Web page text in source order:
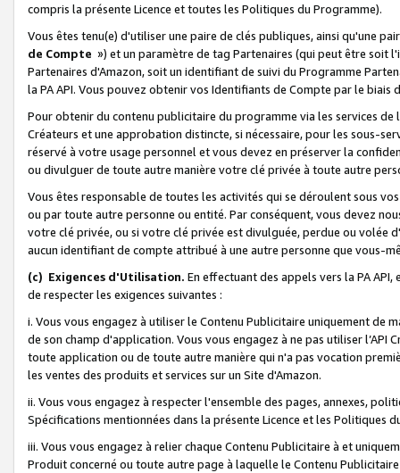
compris la présente Licence et toutes les Politiques du Programme).
Vous êtes tenu(e) d'utiliser une paire de clés publiques, ainsi qu'une
de Compte ») et un paramètre de tag Partenaires (qui peut être soit
Partenaires d'Amazon, soit un identifiant de suivi du Programme
la PA API. Vous pouvez obtenir vos Identifiants de Compte par le biais
Pour obtenir du contenu publicitaire du programme via les services
Créateurs et une approbation distincte, si nécessaire, pour les sous-
réservé à votre usage personnel et vous devez en préserver la
ou divulguer de toute autre manière votre clé privée à toute autre
Vous êtes responsable de toutes les activités qui se déroulent sous
ou par toute autre personne ou entité. Par conséquent, vous devez
votre clé privée, ou si votre clé privée est divulguée, perdue ou volée
aucun identifiant de compte attribué à une autre personne que vous-
(c) Exigences d'Utilisation. En effectuant des appels vers la PA
de respecter les exigences suivantes :
i. Vous vous engagez à utiliser le Contenu Publicitaire uniquement de
de son champ d'application. Vous vous engagez à ne pas utiliser l’API
toute application ou de toute autre manière qui n'a pas vocation
les ventes des produits et services sur un Site d'Amazon.
ii. Vous vous engagez à respecter l'ensemble des pages, annexes,
Spécifications mentionnées dans la présente Licence et les Politiques
iii. Vous vous engagez à relier chaque Contenu Publicitaire à et
Produit concerné ou toute autre page à laquelle le Contenu